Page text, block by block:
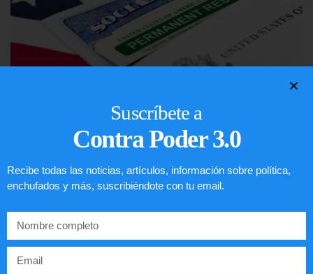
Lotería de visa de EEUU
LEER ARTÍCULO...
Suscríbete a
Contra Poder 3.0
Recibe todas las noticias, artículos, información sobre política,
enchufados y más, suscribiéndote con tu email.